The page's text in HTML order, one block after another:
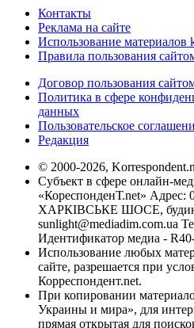
Контакты
Реклама на сайте
Использование материалов
Правила пользования
Договор пользования
Политика в сфере
данных
Пользовательское
Редакция
© 2000-2026,
Субъект в сфере онлайн-
«КореспонденТ.net» Адрес:
ХАРКІВСЬКЕ ШОСЕ,
sunlight@mediadim.com.ua
Идентификатор медиа -
Использование любых
сайте, разрешается при
Корреспондент.net.
При копировании
Украины и мира», для
прямая открытая для